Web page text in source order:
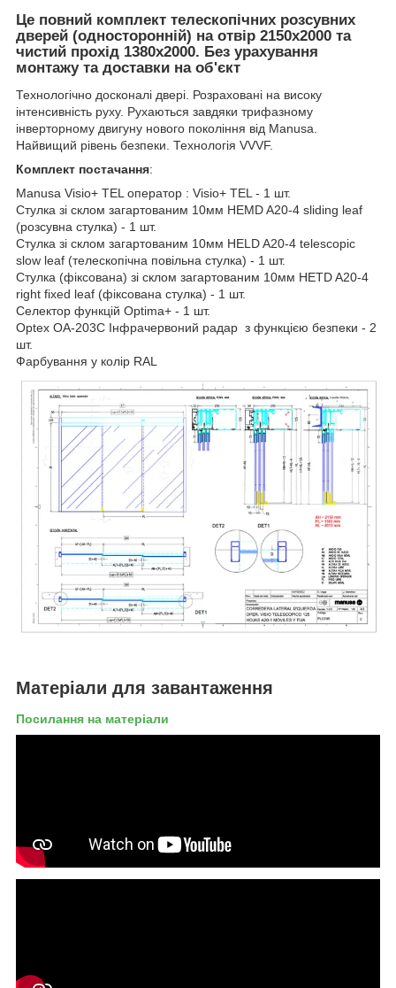
Це повний комплект телескопічних розсувних
дверей (односторонній) на отвір 2150х2000 та
чистий прохід 1380х2000. Без урахування
монтажу та доставки на об'єкт
Технологічно досконалі двері. Розраховані на високу
інтенсивність руху. Рухаються завдяки трифазному
інверторному двигуну нового покоління від Manusa.
Найвищий рівень безпеки. Технологія VVVF.
Комплект постачання:
Manusa Visio+ TEL оператор : Visio+ TEL - 1 шт.
Стулка зі склом загартованим 10мм HEMD A20-4 sliding leaf
(розсувна стулка) - 1 шт.
Стулка зі склом загартованим 10мм HELD A20-4 telescopic
slow leaf (телескопічна повільна стулка) - 1 шт.
Стулка (фіксована) зі склом загартованим 10мм HETD A20-4
right fixed leaf (фіксована стулка) - 1 шт.
Селектор функцій Optima+ - 1 шт.
Optex OA-203C Інфрачервоний радар з функцією безпеки - 2
шт.
Фарбування у колір RAL
Матеріали для завантаження
Посилання на матеріали